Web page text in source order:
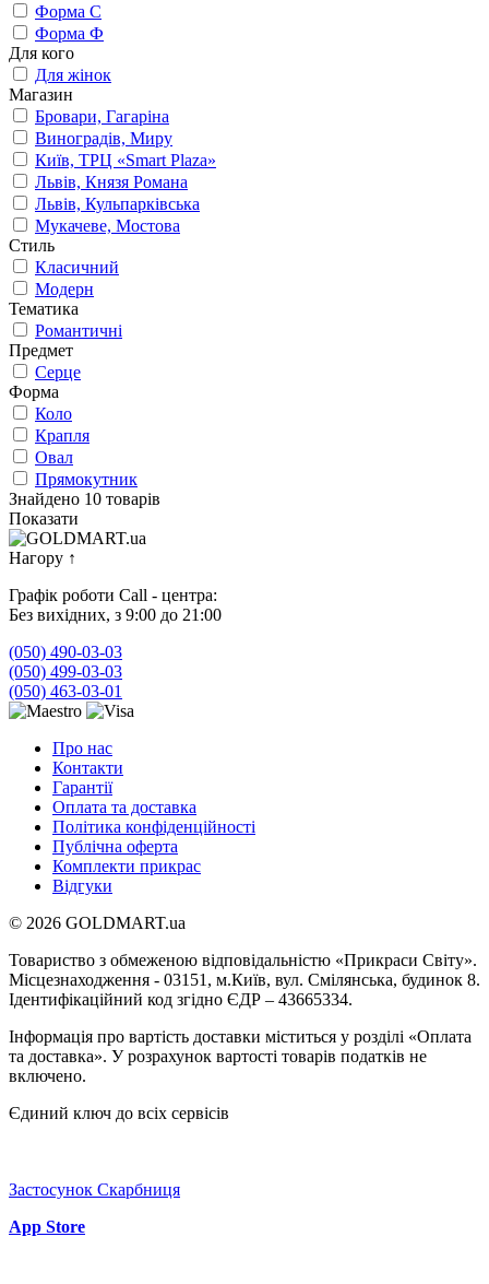
Форма С
Форма Ф
Для кого
Для жінок
Магазин
Бровари, Гагаріна
Виноградів, Миру
Київ, ТРЦ «Smart Plaza»
Львів, Князя Романа
Львів, Кульпарківська
Мукачеве, Мостова
Стиль
Класичний
Модерн
Тематика
Романтичні
Предмет
Серце
Форма
Коло
Крапля
Овал
Прямокутник
Знайдено 10 товарів
Показати
Нагору ↑
Графік роботи Call - центра:
Без вихідних, з 9:00 до 21:00
(050) 490-03-03
(050) 499-03-03
(050) 463-03-01
Про нас
Контакти
Гарантії
Оплата та доставка
Політика конфіденційності
Публічна оферта
Комплекти прикрас
Відгуки
© 2026 GOLDMART.ua
Товариство з обмеженою відповідальністю «Прикраси Світу».
Місцезнаходження - 03151, м.Київ, вул. Смілянська, будинок 8.
Ідентифікаційний код згідно ЄДР – 43665334.
Інформація про вартість доставки міститься у розділі «Оплата
та доставка». У розрахунок вартості товарів податків не
включено.
Єдиний ключ до всіх сервісів
Застосунок Скарбниця
App Store